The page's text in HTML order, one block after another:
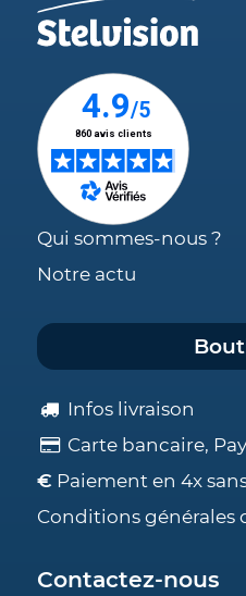
Qui sommes-nous ?
Notre actu
Infos livraison
Carte bancaire,
€ Paiement en 4x
Conditions générales
Contactez-nous